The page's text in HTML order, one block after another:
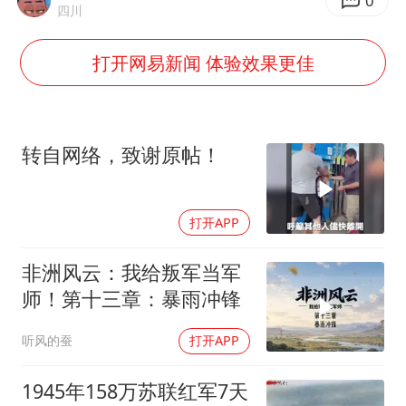
女子利用漏洞0元薅走3000多件家电
宇树科技发行价格150.80元/股
80后女柜员逆袭成4200亿银行副行长
把党建设得更加坚强有力
奋进开新局 实干挑大梁
四川
打开网易新闻 体验效果更佳
转自网络，致谢原帖！
打开APP
非洲风云：我给叛军当军
师！第十三章：暴雨冲锋
听风的蚕 打开APP
1945年158万苏联红军7天